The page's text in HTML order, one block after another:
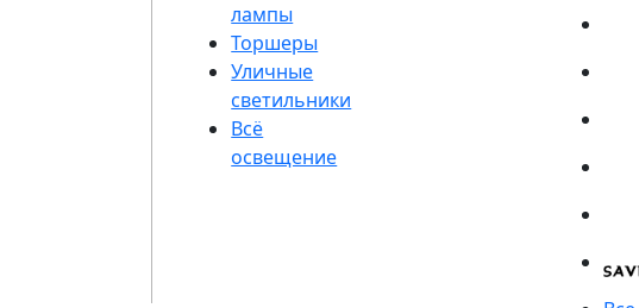
лампы
Торшеры
Уличные
светильники